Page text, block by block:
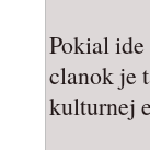
Pokial ide
clanok je
kulturnej